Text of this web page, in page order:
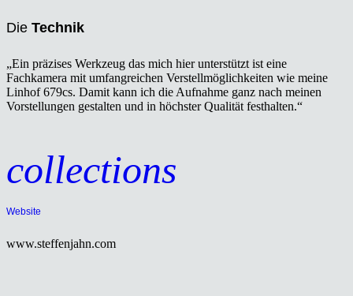
Die Technik
„Ein präzises Werkzeug das mich hier unterstützt ist eine
Fachkamera mit umfangreichen Verstellmöglichkeiten wie meine
Linhof 679cs. Damit kann ich die Aufnahme ganz nach meinen
Vorstellungen gestalten und in höchster Qualität festhalten.“
collections
Website
www.steffenjahn.com